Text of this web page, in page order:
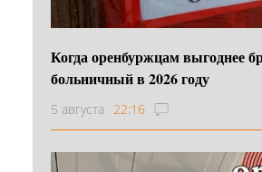
Когда оренбуржцам выгоднее
больничный в 2026 году
5 августа 22:16